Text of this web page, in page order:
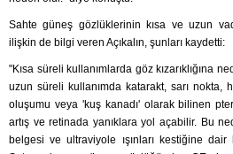
Sahte güneş gözlüklerinin kısa ve uzun
ilişkin de bilgi veren Açıkalın, şunları kaydetti:
"Kısa süreli kullanımlarda göz kızarıklığına
uzun süreli kullanımda katarakt, sarı nokta,
oluşumu veya 'kuş kanadı' olarak bilinen
artış ve retinada yanıklara yol açabilir. Bu
belgesi ve ultraviyole ışınları kestiğine dair